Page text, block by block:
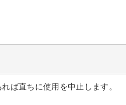
ば直ちに使用を中止します。